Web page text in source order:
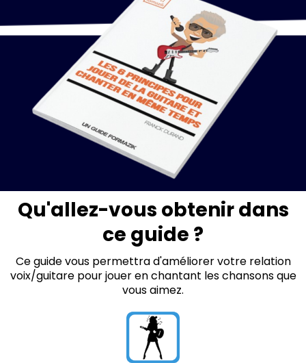
Qu'allez-vous obtenir dans
ce guide ?
Ce guide vous permettra d'améliorer votre relation
voix/guitare pour jouer en chantant les chansons que
vous aimez.